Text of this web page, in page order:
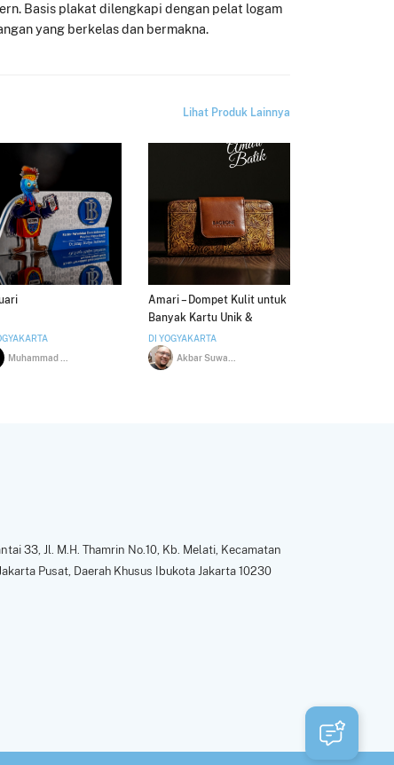
Basis plakat dilengkapi dengan pelat logam
yang berkelas dan bermakna.
Lihat Produk Lainnya
Amari – Dompet Kulit untuk
Banyak Kartu Unik &
Elegan
DI YOGYAKARTA
33, Jl. M.H. Thamrin No.10, Kb. Melati, Kecamatan
Pusat, Daerah Khusus Ibukota Jakarta 10230